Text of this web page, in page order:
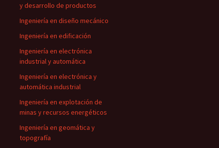
y desarrollo de productos
Ingeniería en diseño mecánico
Ingeniería en edificación
Ingeniería en electrónica
industrial y automática
Ingeniería en electrónica y
automática industrial
Ingeniería en explotación de
minas y recursos energéticos
Ingeniería en geomática y
topografía